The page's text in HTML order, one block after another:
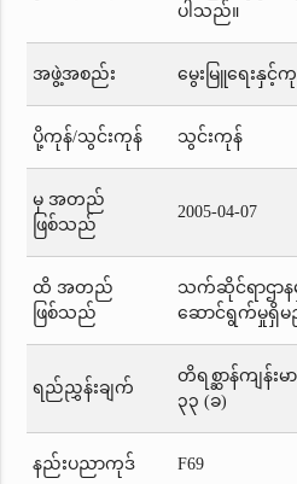
ပါသည်။
အဖွဲ့အစည်း မွေးမြူရေးနှင့်
ပို့ကုန်/သွင်းကုန် သွင်းကုန်
မှ အတည်
ဖြစ်သည်
2005-04-07
ထိ အတည်
ဖြစ်သည်
သက်ဆိုင်ရာဌာန
ဆောင်ရွက်မှုရှိမ
ရည်ညွှန်းချက်
တိရစ္ဆာန်ကျန်းမ
၃၃ (ခ)
နည်းပညာကုဒ် F69